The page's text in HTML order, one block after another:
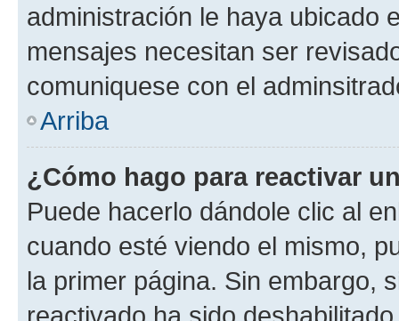
administración le haya ubicado
mensajes necesitan ser
comuniquese con el
Arriba
¿Cómo hago para reactivar
Puede hacerlo dándole clic al
cuando esté viendo el mismo,
la primer página. Sin embargo,
reactivado ha sido